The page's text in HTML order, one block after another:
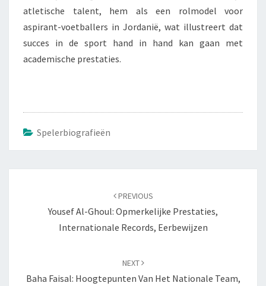
atletische talent, hem als een rolmodel voor
aspirant-voetballers in Jordanië, wat illustreert dat
succes in de sport hand in hand kan gaan met
academische prestaties.
Spelerbiografieën
PREVIOUS
Yousef Al-Ghoul: Opmerkelijke Prestaties,
Internationale Records, Eerbewijzen
NEXT
Baha Faisal: Hoogtepunten Van Het Nationale Team,